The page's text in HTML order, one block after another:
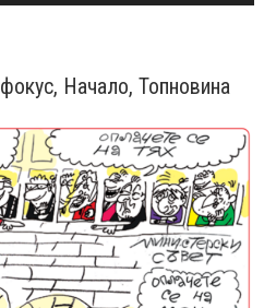
, Начало, Топновина